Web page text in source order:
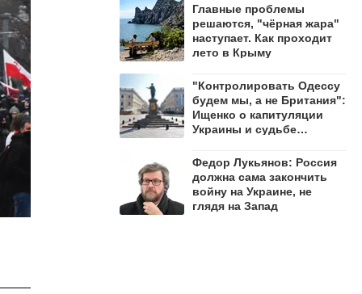
Главные проблемы
решаются, "чёрная жара"
наступает. Как проходит
лето в Крыму
"Контролировать Одессу
будем мы, а не Британия":
Ищенко о капитуляции
Украины и судьбе
Федор Лукьянов: Россия
должна сама закончить
войну на Украине, не
глядя на Запад